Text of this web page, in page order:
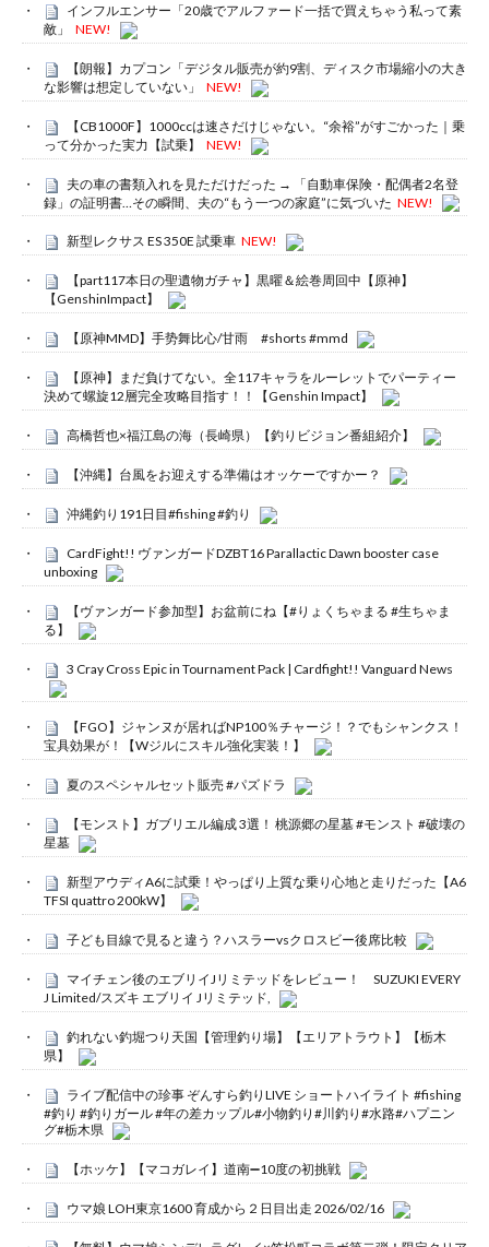
インフルエンサー「20歳でアルファード一括で買えちゃう私って素
敵」
NEW!
【朗報】カプコン「デジタル販売が約9割、ディスク市場縮小の大き
な影響は想定していない」
NEW!
【CB1000F】1000ccは速さだけじゃない。“余裕”がすごかった｜乗
って分かった実力【試乗】
NEW!
夫の車の書類入れを見ただけだった → 「自動車保険・配偶者2名登
録」の証明書…その瞬間、夫の“もう一つの家庭”に気づいた NEW!
新型レクサス ES 350E 試乗車 NEW!
【part117本日の聖遺物ガチャ】黒曜＆絵巻周回中【原神】
【GenshinImpact】
【原神MMD】手势舞比心/甘雨 #shorts #mmd
【原神】まだ負けてない。全117キャラをルーレットでパーティー
決めて螺旋12層完全攻略目指す！！【Genshin Impact】
高橋哲也×福江島の海（長崎県）【釣りビジョン番組紹介】
【沖縄】台風をお迎えする準備はオッケーですかー？
沖縄釣り191日目#fishing #釣り
CardFight!! ヴァンガードDZBT16 Parallactic Dawn booster case
unboxing
【ヴァンガード参加型】お盆前にね【#りょくちゃまる #生ちゃま
る】
3 Cray Cross Epic in Tournament Pack | Cardfight!! Vanguard News
【FGO】ジャンヌが居ればNP100％チャージ！？でもシャンクス！
宝具効果が！【Wジルにスキル強化実装！】
夏のスペシャルセット販売 #パズドラ
【モンスト】ガブリエル編成 3選！ 桃源郷の星墓 #モンスト #破壊の
星墓
新型アウディA6に試乗！やっぱり上質な乗り心地と走りだった【A6
TFSI quattro 200kW】
子ども目線で見ると違う？ハスラーvsクロスビー後席比較
マイチェン後のエブリイJリミテッドをレビュー！ SUZUKI EVERY
J Limited/スズキ エブリイ Jリミテッド,
釣れない釣堀つり天国【管理釣り場】【エリアトラウト】【栃木
県】
ライブ配信中の珍事 ぞんすら釣りLIVE ショートハイライト #fishing
#釣り #釣りガール #年の差カップル#小物釣り#川釣り#水路#ハプニン
グ#栃木県
【ホッケ】【マコガレイ】道南➖10度の初挑戦
ウマ娘 LOH東京1600 育成から２日目出走 2026/02/16